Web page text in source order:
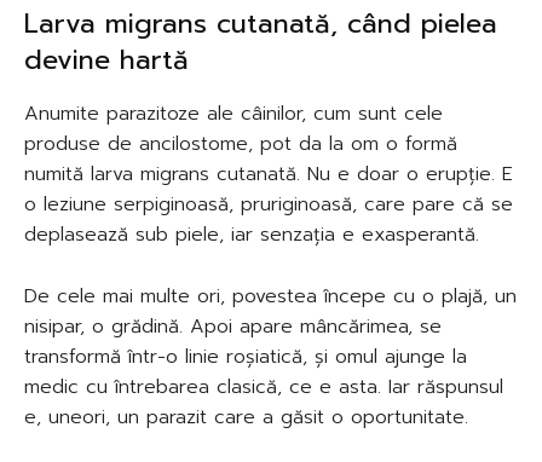
Larva migrans cutanată, când pielea
devine hartă
Anumite parazitoze ale câinilor, cum sunt cele
produse de ancilostome, pot da la om o formă
numită larva migrans cutanată. Nu e doar o erupție. E
o leziune serpiginoasă, pruriginoasă, care pare că se
deplasează sub piele, iar senzația e exasperantă.
De cele mai multe ori, povestea începe cu o plajă, un
nisipar, o grădină. Apoi apare mâncărimea, se
transformă într-o linie roșiatică, și omul ajunge la
medic cu întrebarea clasică, ce e asta. Iar răspunsul
e, uneori, un parazit care a găsit o oportunitate.